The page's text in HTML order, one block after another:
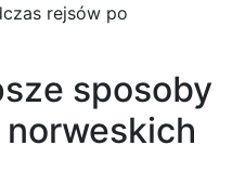
rejsów po
sposoby